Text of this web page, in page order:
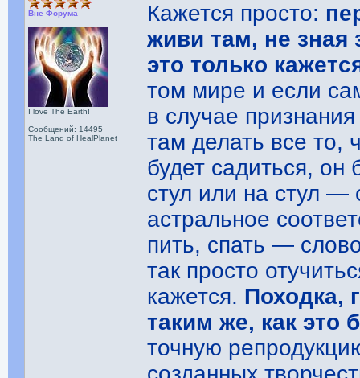
Вне Форума
I love The Earth!
Сообщений: 14495
The Land of HealPlanet
Кажется просто:
живи там, не зная
это только
том мире и если
в случае
там делать все то,
будет садиться,
стул или на стул —
астральное
пить, спать —
так просто
кажется. Походка,
таким же, как это
точную